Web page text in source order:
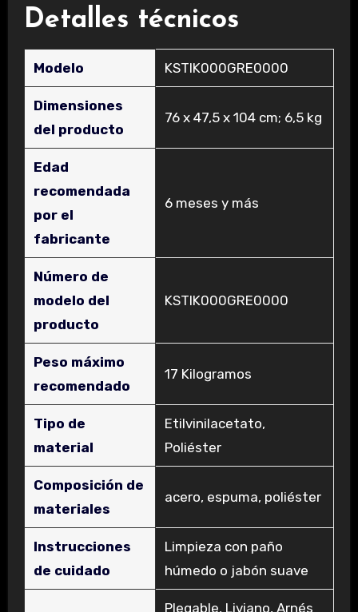
Detalles técnicos
Modelo ‎KSTIK000GRE0000
Dimensiones
del producto
‎76 x 47,5 x 104 cm; 6,5 kg
Edad
recomendada
por el
fabricante
‎6 meses y más
Número de
modelo del
producto
‎KSTIK000GRE0000
Peso máximo
recomendado
‎17 Kilogramos
Tipo de
material
‎Etilvinilacetato,
Poliéster
Composición de
materiales
‎acero, espuma, poliéster
Instrucciones
de cuidado
‎Limpieza con paño
húmedo o jabón suave
‎Plegable, Liviano, Arnés